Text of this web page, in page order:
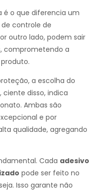
é o que diferencia um
controle de
outro lado, podem sair
comprometendo a
a escolha do
ciente disso, indica
Ambas são
e por
qualidade, agregando
Cada adesivo
pode ser feito no
Isso garante não